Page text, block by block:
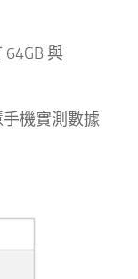
與
機實測數據